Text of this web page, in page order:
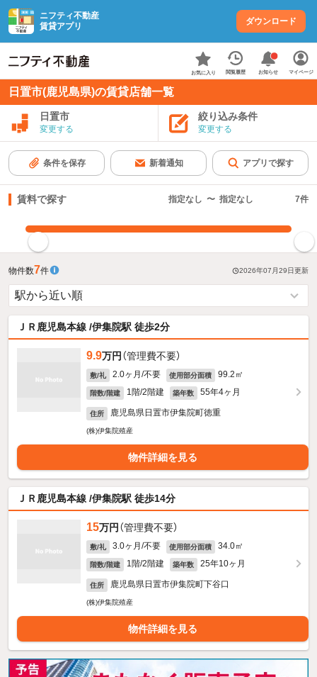
ニフティ不動産
賃貸アプリ
ダウンロード
お気に入り 閲覧履歴 お知らせ マイページ
日置市(鹿児島県)の賃貸店舗一覧
日置市
変更する
絞り込み条件
変更する
条件を保存 新着通知 アプリで探す
賃料で探す 指定なし 〜 指定なし 7件
物件数7件 2026年07月29日更新
ＪＲ鹿児島本線 /伊集院駅 徒歩2分
9.9万円 （管理費不要）
敷/礼 2.0ヶ月/不要 使用部分面積 99.2㎡
階数/階建 1階/2階建 築年数 55年4ヶ月
住所 鹿児島県日置市伊集院町徳重
(株)伊集院殖産
物件詳細を見る
ＪＲ鹿児島本線 /伊集院駅 徒歩14分
15万円 （管理費不要）
敷/礼 3.0ヶ月/不要 使用部分面積 34.0㎡
階数/階建 1階/2階建 築年数 25年10ヶ月
住所 鹿児島県日置市伊集院町下谷口
(株)伊集院殖産
物件詳細を見る